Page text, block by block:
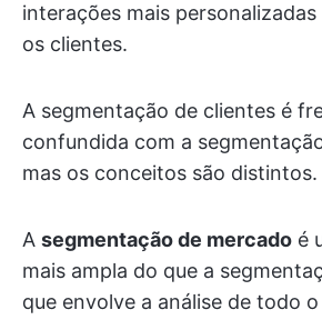
interações mais
os clientes.
A segmentação de clientes é
confundida com a
mas os conceitos são distintos.
A segmentação de mercado é
mais ampla do que a
que envolve a análise de todo